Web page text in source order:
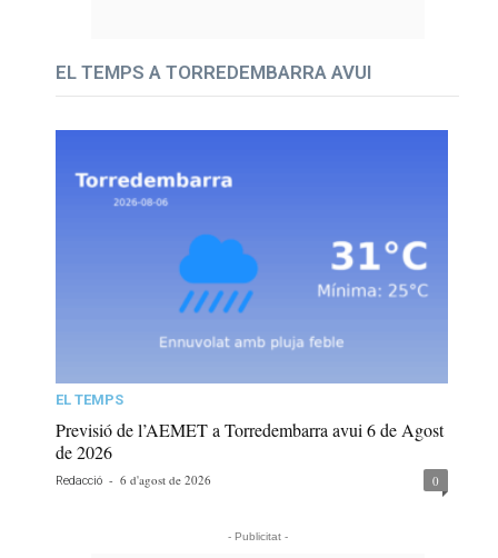
EL TEMPS A TORREDEMBARRA AVUI
EL TEMPS
Previsió de l’AEMET a Torredembarra avui 6 de Agost
de 2026
Redacció - 6 d'agost de 2026 0
- Publicitat -